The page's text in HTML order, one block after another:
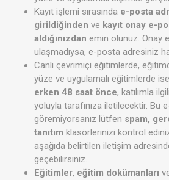
Kayıt işlemi sırasında e-posta
girildiğinden ve kayıt onay e-
aldığınızdan emin olunuz. Onay
ulaşmadıysa, e-posta adresiniz
Canlı çevrimiçi eğitimlerde,
yüze ve uygulamalı eğitimlerde ise
erken 48 saat önce, katılımla
yoluyla tarafınıza iletilecektir. Bu
göremiyorsanız lütfen spam,
tanıtım klasörlerinizi kontrol
aşağıda belirtilen iletişim
geçebilirsiniz.
Eğitimler, eğitim dokümanları